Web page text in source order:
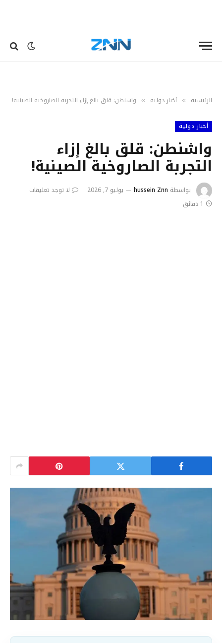
الرئيسية » أخبار دولية » واشنطن: قلق بالغ إزاء التجربة الصاروخية الصينية!
أخبار دولية
واشنطن: قلق بالغ إزاء
التجربة الصاروخية الصينية!
بواسطة hussein Znn يوليو 7, 2026
لا توجد تعليقات
1 دقائق